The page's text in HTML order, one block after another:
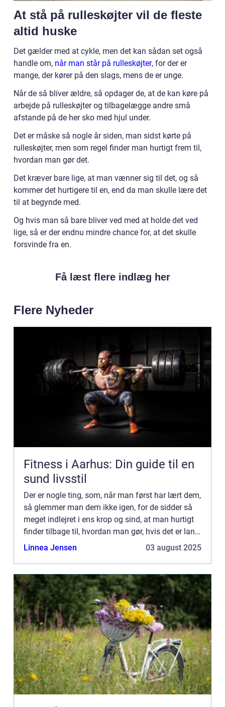
At stå på rulleskøjter vil de fleste
altid huske
Det gælder med at cykle, men det kan sådan set også
handle om, når man står på rulleskøjter, for der er
mange, der kører på den slags, mens de er unge.
Når de så bliver ældre, så opdager de, at de kan køre på
arbejde på rulleskøjter og tilbagelægge andre små
afstande på de her sko med hjul under.
Det er måske så nogle år siden, man sidst kørte på
rulleskøjter, men som regel finder man hurtigt frem til,
hvordan man gør det.
Det kræver bare lige, at man vænner sig til det, og så
kommer det hurtigere til en, end da man skulle lære det
til at begynde med.
Og hvis man så bare bliver ved med at holde det ved
lige, så er der endnu mindre chance for, at det skulle
forsvinde fra en.
Få læst flere indlæg her
Flere Nyheder
Fitness i Aarhus: Din guide til en
sund livsstil
Der er nogle ting, som, når man først har lært dem,
så glemmer man dem ikke igen, for de sidder så
meget indlejret i ens krop og sind, at man hurtigt
finder tilbage til, hvordan man gør, hvis det er lang
tid side...
Linnea Jensen 03 august 2025